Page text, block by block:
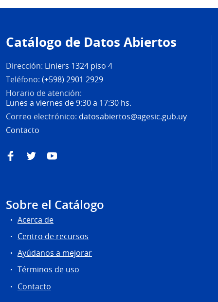
de
página
Catálogo de Datos Abiertos
Dirección: Liniers 1324 piso 4
Teléfono: (+598) 2901 2929
Horario de atención:
Lunes a viernes de 9:30 a 17:30 hs.
Correo electrónico: datosabiertos@agesic.gub.uy
Contacto
FacebookTwitterYouTube
Sobre el Catálogo
Acerca de
Centro de recursos
Ayúdanos a mejorar
Términos de uso
Contacto